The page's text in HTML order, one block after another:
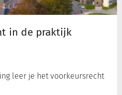
in de praktijk
leer je het voorkeursrecht